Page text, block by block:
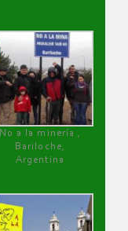
No a la minería ,
Bariloche,
Argentina